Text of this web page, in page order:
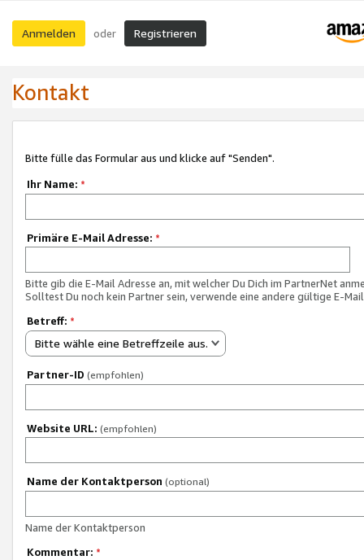
Anmelden oder Registrieren
Kontakt
Bitte fülle das Formular aus und klicke auf "Senden".
Ihr Name: *
Primäre E-Mail Adresse: *
Bitte gib die E-Mail Adresse an, mit welcher Du Dich im PartnerNet
Solltest Du noch kein Partner sein, verwende eine andere gültige E-
Betreff: *
Bitte wähle eine Betreffzeile aus.
Partner-ID (empfohlen)
Website URL: (empfohlen)
Name der Kontaktperson (optional)
Name der Kontaktperson
Kommentar: *